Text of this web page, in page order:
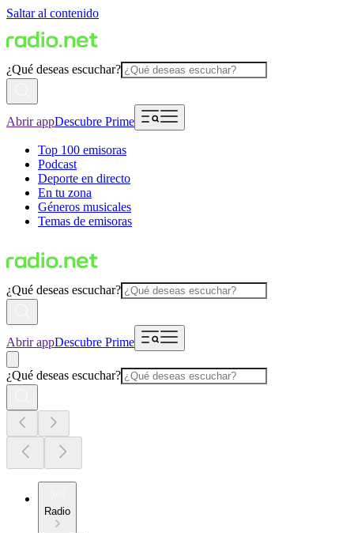
Saltar al contenido
¿Qué deseas escuchar?
Abrir appDescubre Prime
Top 100 emisoras
Podcast
Deporte en directo
En tu zona
Géneros musicales
Temas de emisoras
¿Qué deseas escuchar?
Abrir appDescubre Prime
¿Qué deseas escuchar?
Radio